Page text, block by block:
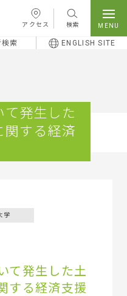
アクセス 検索
索 ENGLISH SITE
て発生した
関する経済
学
て発生した土
する経済支援